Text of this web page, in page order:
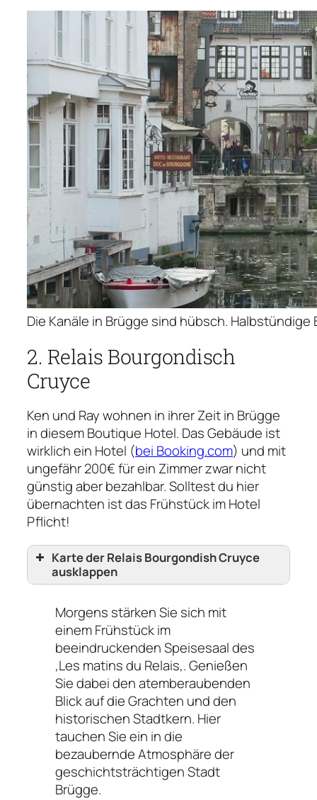
Die Kanäle in Brügge sind hübsch.
2. Relais Bourgondisch
Cruyce
Ken und Ray wohnen in ihrer Zeit in Brügge
in diesem Boutique Hotel. Das Gebäude ist
wirklich ein Hotel (bei Booking.com) und mit
ungefähr 200€ für ein Zimmer zwar nicht
günstig aber bezahlbar. Solltest du hier
übernachten ist das Frühstück im Hotel
Pflicht!
Karte der Relais Bourgondish Cruyce
ausklappen
Standort vom Hotel
Morgens stärken Sie sich mit
einem Frühstück im
beeindruckenden Speisesaal des
‚Les matins du Relais‚. Genießen
Sie dabei den atemberaubenden
Blick auf die Grachten und den
historischen Stadtkern. Hier
tauchen Sie ein in die
bezaubernde Atmosphäre der
geschichtsträchtigen Stadt
Brügge.